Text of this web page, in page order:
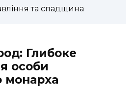
та спадщина
Глибоке
особи
монарха